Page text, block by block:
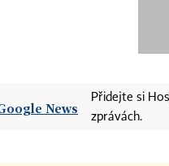
Přidejte si
zprávách.